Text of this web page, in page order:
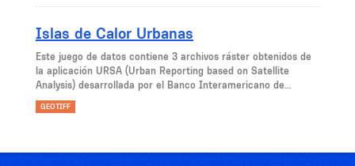
Islas de Calor Urbanas
Este juego de datos contiene 3 archivos ráster obtenidos de
la aplicación URSA (Urban Reporting based on Satellite
Analysis) desarrollada por el Banco Interamericano de...
GEOTIFF